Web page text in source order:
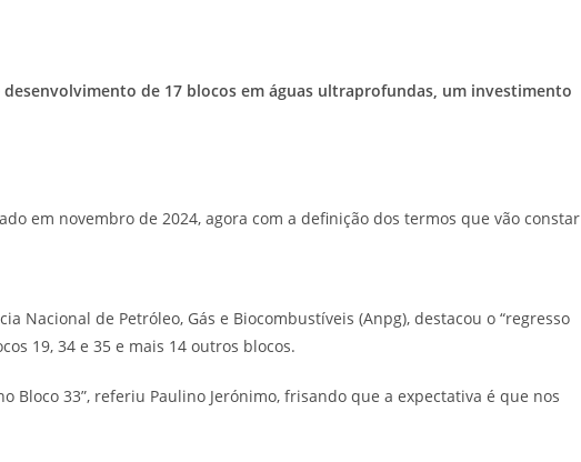
de 17 blocos em águas ultraprofundas, um investimento
em novembro de 2024, agora com a definição dos termos que vão constar
Nacional de Petróleo, Gás e Biocombustíveis (Anpg), destacou o “regresso
19, 34 e 35 e mais 14 outros blocos.
33”, referiu Paulino Jerónimo, frisando que a expectativa é que nos